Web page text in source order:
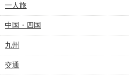
一人旅
中国・四国
九州
交通